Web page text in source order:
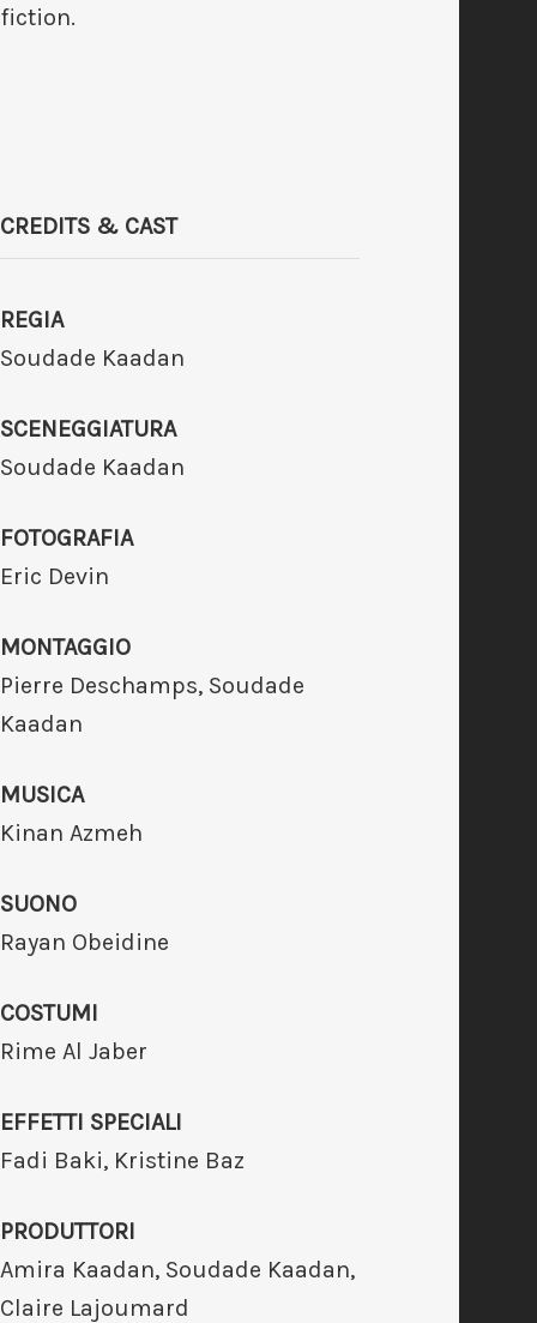
fiction.
CREDITS & CAST
REGIA
Soudade Kaadan
SCENEGGIATURA
Soudade Kaadan
FOTOGRAFIA
Eric Devin
MONTAGGIO
Pierre Deschamps, Soudade
Kaadan
MUSICA
Kinan Azmeh
SUONO
Rayan Obeidine
COSTUMI
Rime Al Jaber
EFFETTI SPECIALI
Fadi Baki, Kristine Baz
PRODUTTORI
Amira Kaadan, Soudade Kaadan,
Claire Lajoumard